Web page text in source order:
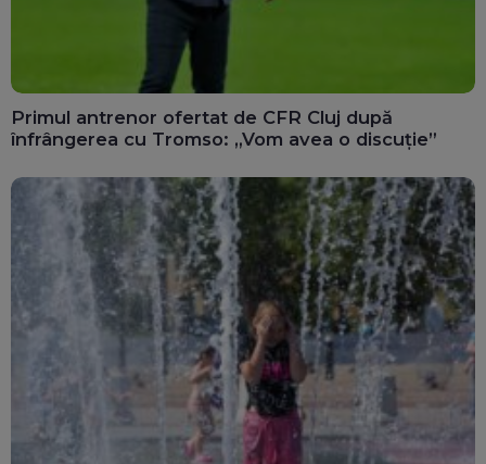
Primul antrenor ofertat de CFR Cluj după
înfrângerea cu Tromso: „Vom avea o discuție”